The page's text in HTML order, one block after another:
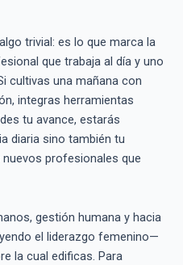
trivial: es lo que marca la
que trabaja al día y uno
cultivas una mañana con
integras herramientas
tu avance, estarás
diaria sino también tu
profesionales que
gestión humana y hacia
el liderazgo femenino—
la cual edificas. Para